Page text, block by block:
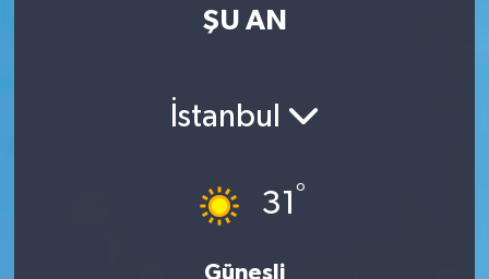
ŞU AN
İstanbul
31 °
Güneşli
Son Dakika Haberleri